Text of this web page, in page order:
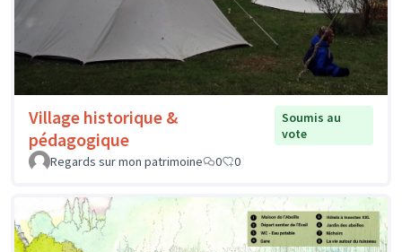
Village historique &
pédagogique
Soumis au
vote
Regards sur mon patrimoine
0 0